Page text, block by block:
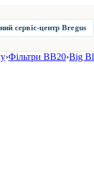
сервіс-центр Bregus
›Фільтри BB20›Big